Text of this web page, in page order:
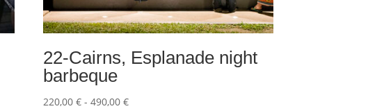
22-Cairns, Esplanade night
barbeque
220,00€ - 490,00€Fascia